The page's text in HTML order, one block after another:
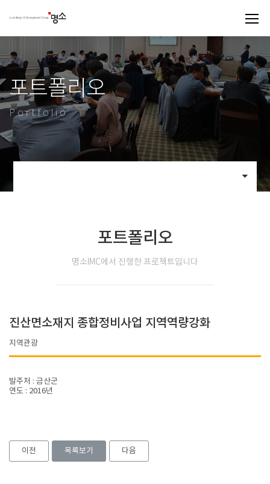
포트폴리오
Portfolio
포트폴리오
명소IMC에서 진행한 프로젝트입니다
진산면소재지 종합정비사업 지역역량강화
지역관광
발주처 : 금산군
연도 : 2016년
이전 목록보기 다음